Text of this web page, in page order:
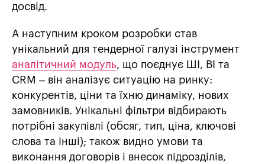
досвід.
А наступним кроком розробки став
унікальний для тендерної галузі інструмент
аналітичний модуль, що поєднує ШІ, BI та
CRM – він аналізує ситуацію на ринку:
конкурентів, ціни та їхню динаміку, нових
замовників. Унікальні фільтри відбирають
потрібні закупівлі (обсяг, тип, ціна, ключові
слова та інші); також видно умови та
виконання договорів і внесок підрозділів,